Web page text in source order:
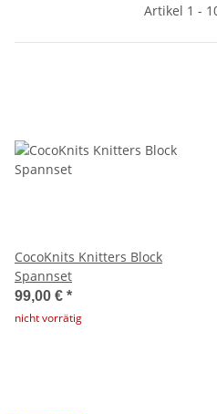
Artikel 1 -
CocoKnits Knitters Block
Spannset
99,00 € *
nicht vorrätig